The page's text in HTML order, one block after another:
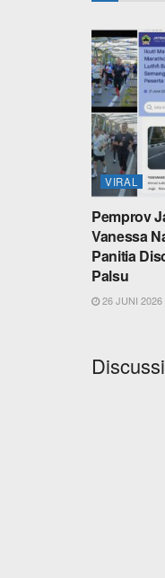
VIRAL
Pemprov
Vanessa
Panitia
Palsu